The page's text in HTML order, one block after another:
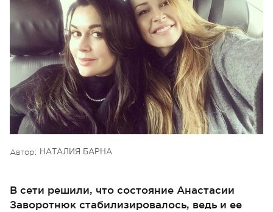
Автор: НАТАЛИЯ БАРНА
В сети решили, что состояние Анастасии
Заворотнюк стабилизировалось, ведь и ее